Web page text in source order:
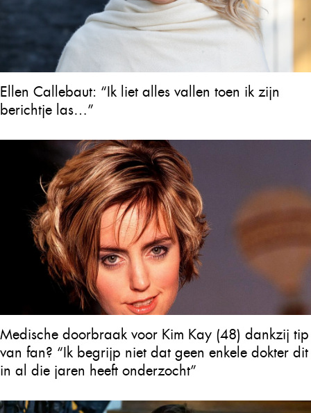
Ellen Callebaut: “Ik liet alles vallen toen ik zijn
berichtje las…”
Medische doorbraak voor Kim Kay (48) dankzij tip
van fan? “Ik begrijp niet dat geen enkele dokter dit
in al die jaren heeft onderzocht”